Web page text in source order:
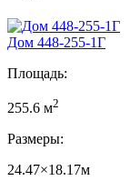
Дом 448-255-1Г
Площадь:
255.6 м2
Размеры:
24.47×18.17м